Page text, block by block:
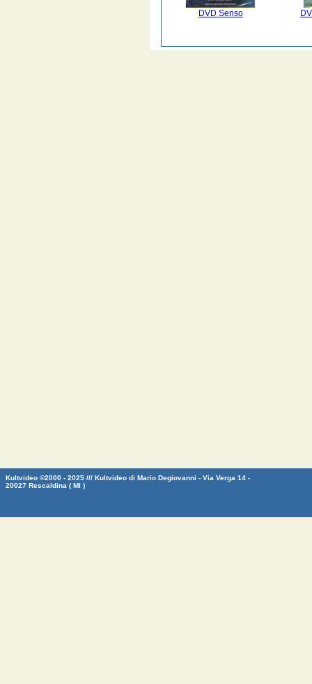
DVD Senso
Kultvideo ©2000 - 2025 /// Kultvideo di Mario Degiovanni - Via Verga 14 -
20027 Rescaldina ( MI )